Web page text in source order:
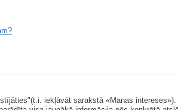
iekļāvāt sarakstā «Manas